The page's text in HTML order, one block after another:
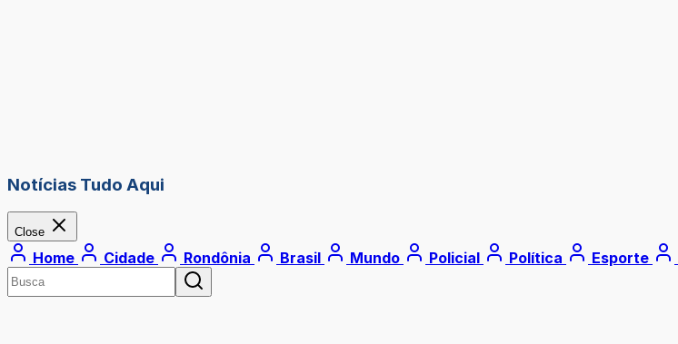
Notícias Tudo Aqui
Close
Home Cidade Rondônia Brasil Mundo Policial Política Esporte